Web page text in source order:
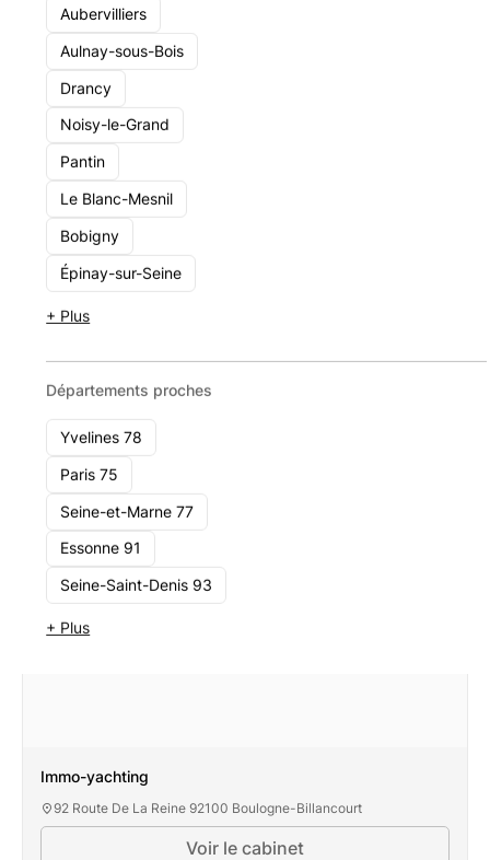
Aubervilliers
Aulnay-sous-Bois
Drancy
Noisy-le-Grand
Pantin
Le Blanc-Mesnil
Bobigny
Épinay-sur-Seine
+ Plus
Départements proches
Yvelines 78
Paris 75
Seine-et-Marne 77
Essonne 91
Seine-Saint-Denis 93
+ Plus
SW Patrimoine
12 rue La Boétie 75008 Paris
1 - 10
Voir le cabinet
Immo-yachting
92 Route De La Reine 92100 Boulogne-Billancourt
Voir le cabinet